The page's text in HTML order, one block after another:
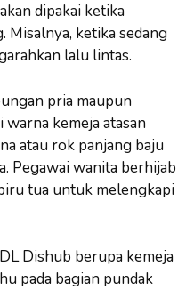
dipakai ketika
Misalnya, ketika sedang
lalu lintas.
pria maupun
kemeja atasan
atau rok panjang baju
Pegawai wanita berhijab
tua untuk melengkapi
Dishub berupa kemeja
pada bagian pundak